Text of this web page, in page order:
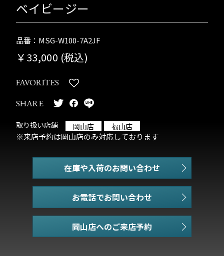
ベイビージー
品番：MSG-W100-7A2JF
￥33,000 (税込)
FAVORITES
SHARE
取り扱い店舗 岡山店 福山店
※来店予約は岡山店のみ対応しております
在庫や入荷のお問い合わせ
お電話でお問い合わせ